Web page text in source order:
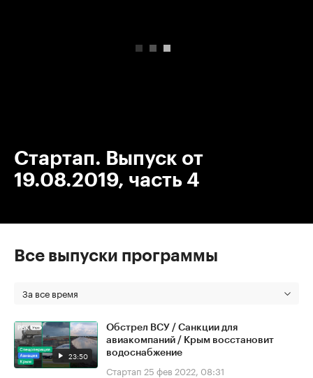
Стартап. Выпуск от
19.08.2019, часть 4
Все выпуски программы
За все время
23:50
Обстрел ВСУ / Санкции для
авиакомпаний / Крым восстановит
водоснабжение
Стартап 25 фев 2022, 08:31